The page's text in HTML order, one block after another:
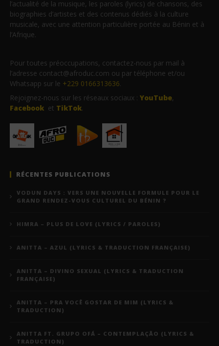
l’actualité de la musique, les paroles (lyrics) de chansons, des
biographies d’artistes et des contenus dédiés à la culture
musicale, avec une attention particulière portée au Bénin et à
l’Afrique.
Pour toutes préoccupations, contactez-nous par mail à
l’adresse contact@afroduc.com ou par téléphone et/ou
Whatsapp sur le +229 0166313636.
Rejoignez-nous sur les réseaux sociaux : YouTube,
Facebook et TikTok.
RÉCENTES PUBLICATIONS
VODUN DAYS : VERS UNE NOUVELLE FORMULE POUR LE
GRAND RENDEZ-VOUS CULTUREL DU BÉNIN ?
HIMRA – PLUS DE LOVE (LYRICS / PAROLES)
ANITTA – AZUL (LYRICS & TRADUCTION FRANÇAISE)
ANITTA – DIVINO SEXUAL (LYRICS & TRADUCTION
FRANÇAISE)
ANITTA – PRA VOCÊ GOSTAR DE MIM (LYRICS &
TRADUCTION)
ANITTA FT. GRUPO OFÁ – CONTEMPLAÇÃO (LYRICS &
TRADUCTION)